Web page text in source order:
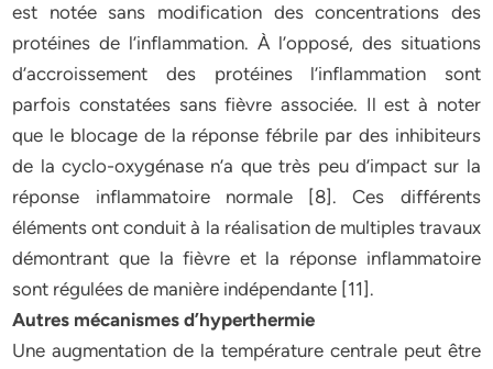
est notée sans modification des concentrations des
protéines de l’inflammation. À l’opposé, des situations
d’accroissement des protéines l’inflammation sont
parfois constatées sans fièvre associée. Il est à noter
que le blocage de la réponse fébrile par des inhibiteurs
de la cyclo-oxygénase n’a que très peu d’impact sur la
réponse inflammatoire normale [8]. Ces différents
éléments ont conduit à la réalisation de multiples travaux
démontrant que la fièvre et la réponse inflammatoire
sont régulées de manière indépendante [11].
Autres mécanismes d’hyperthermie
Une augmentation de la température centrale peut être